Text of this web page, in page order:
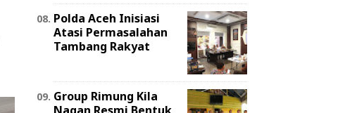
Polda Aceh Inisiasi
Atasi Permasalahan
Tambang Rakyat
Group Rimung Kila